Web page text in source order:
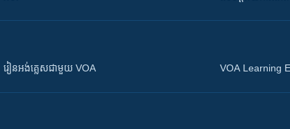
រៀន​​​​​​អង់គ្លេស​​ជាមួយ VOA VOA Learning